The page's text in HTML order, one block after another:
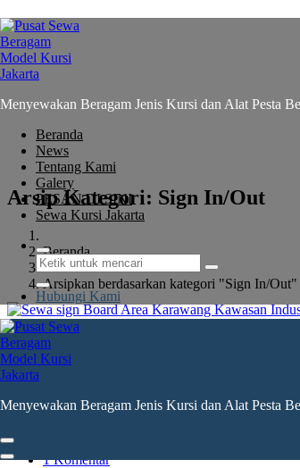
ke
konten
Menyewakan Beragam Jenis Kursi dan Alat Pesta
Beranda
News
Tentang Kami
Galery
PESAN DI SINI
Sewa Kursi Jakarta
Hubungi Kami
Menyewakan Beragam Jenis Kursi dan Alat Pesta
Arsip Kategori: Sign In/Out
Beranda
::
Arsipkan berdasarkan kategori "Sign In/Out"
25
1 Komentar